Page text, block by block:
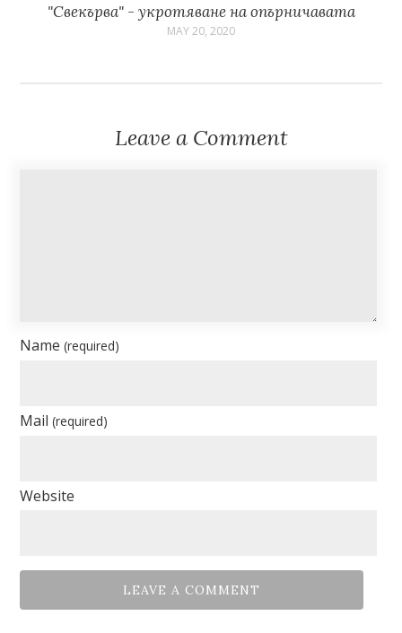
"Свекърва" - укротяване на опърничавата
MAY 20, 2020
Leave a Comment
Name(required)
Mail(required)
Website